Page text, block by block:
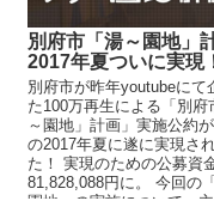
別府市「湯～園地」
2017年夏ついに実現
別府市が昨年youtubeにて
た100万再生による「別府
～園地」計画」実施公約
の2017年夏に遂に実現さ
た！ 実現のための公募資
81,828,088円に。 今回の
園地」の実施について、主